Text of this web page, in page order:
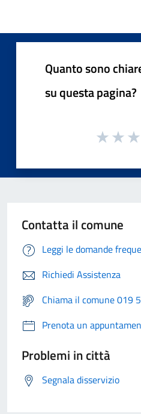
Quanto sono
su questa pagina?
Contatta il comune
Leggi le domande
Richiedi Assistenza
Chiama il comune 019
Prenota un
Problemi in città
Segnala disservizio